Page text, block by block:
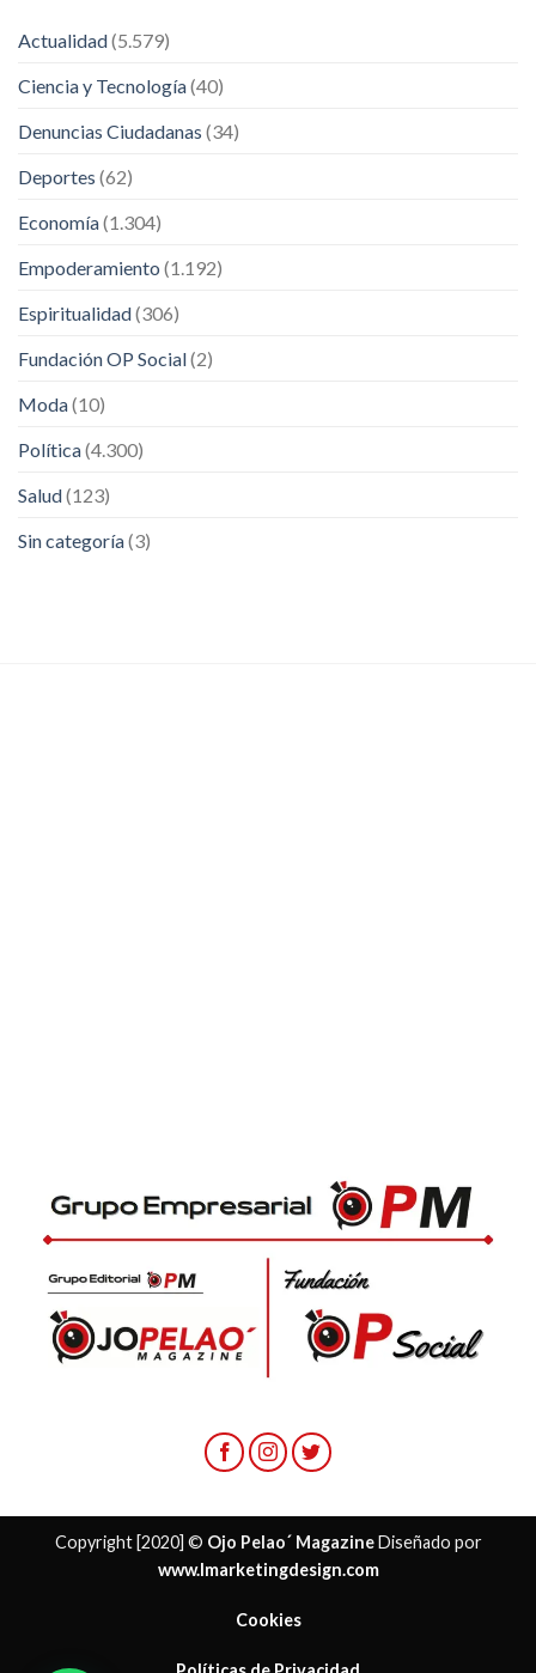
Actualidad(5.579)
Ciencia y Tecnología(40)
Denuncias Ciudadanas (34)
Deportes (62)
Economía(1.304)
Empoderamiento (1.192)
Espiritualidad(306)
Fundación OP Social(2)
Moda(10)
Política(4.300)
Salud(123)
Sin categoría(3)
Copyright [2020] © Ojo Pelao´ MagazineDiseñado por
www.lmarketingdesign.com
Cookies